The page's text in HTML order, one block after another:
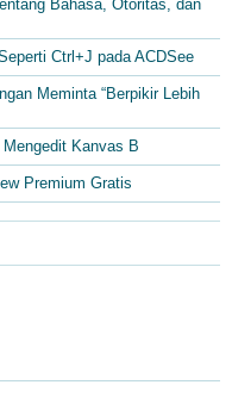
Bahasa, Otoritas, dan
Ctrl+J pada ACDSee
Meminta “Berpikir Lebih
Kanvas B
Premium Gratis